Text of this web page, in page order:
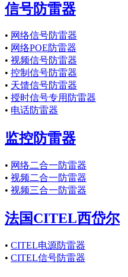
信号防雷器
• 网络信号防雷器
• 网络POE防雷器
• 视频信号防雷器
• 控制信号防雷器
• 天馈信号防雷器
• 授时信号专用防雷器
• 电话防雷器
监控防雷器
• 网络二合一防雷器
• 视频二合一防雷器
• 视频三合一防雷器
法国CITEL西岱尔
• CITEL电源防雷器
• CITEL信号防雷器